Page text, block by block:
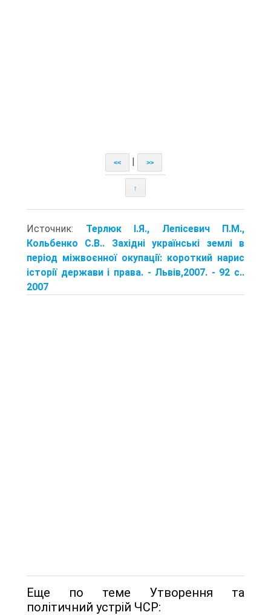
<< >>
↑
Источник: Терлюк І.Я., Лепісевич П.М.,
Кольбенко С.В.. Західні українські землі в
період міжвоєнної окупації: короткий нарис
історії держави і права. - Львів,2007. - 92 с..
2007
Еще по теме Утворення та
політичний устрій ЧСР: